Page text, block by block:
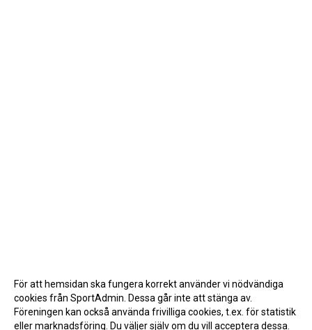
För att hemsidan ska fungera korrekt använder vi nödvändiga
cookies från SportAdmin. Dessa går inte att stänga av.
Föreningen kan också använda frivilliga cookies, t.ex. för statistik
eller marknadsföring. Du väljer själv om du vill acceptera dessa.